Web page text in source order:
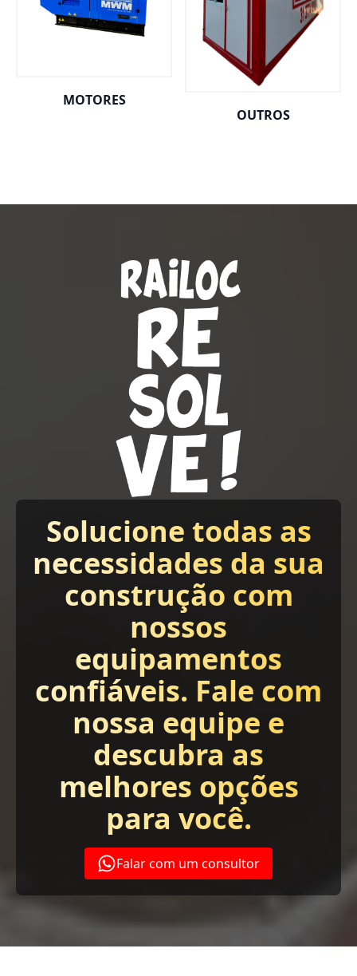
MOTORES
OUTROS
Solucione todas as
necessidades da sua
construção com
nossos
equipamentos
confiáveis. Fale com
nossa equipe e
descubra as
melhores opções
para você.
Falar com um consultor